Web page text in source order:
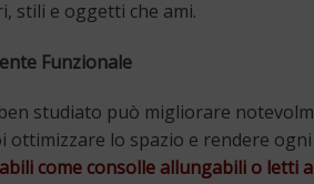
stili e oggetti che ami.
Funzionale
studiato può migliorare
ottimizzare lo spazio e rendere
come consolle allungabili o letti